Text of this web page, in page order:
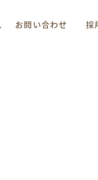
お問い合わせ 採